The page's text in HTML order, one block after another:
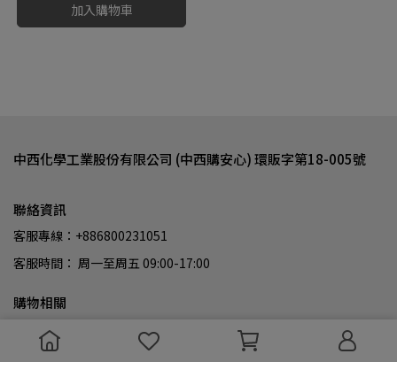
加入購物車
中西化學工業股份有限公司 (中西購安心) 環販字第18-005號
聯絡資訊
客服專線：+886800231051
客服時間： 周一至周五 09:00-17:00
購物相關
如何訂購 付款│ 配送│退換貨
隱私權│版權│免責
會員權益聲明